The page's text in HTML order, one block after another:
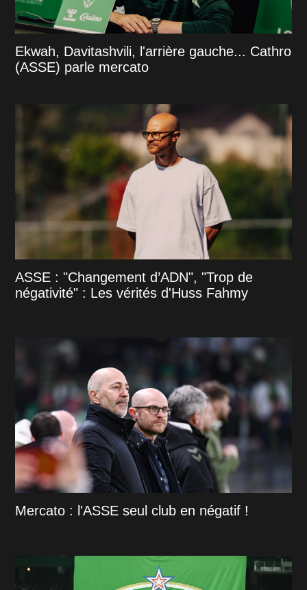
Ekwah, Davitashvili, l'arrière gauche... Cathro
(ASSE) parle mercato
ASSE : "Changement d’ADN", "Trop de
négativité" : Les vérités d'Huss Fahmy
Mercato : l'ASSE seul club en négatif !